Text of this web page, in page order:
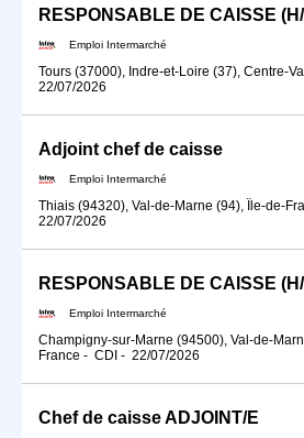
Emploi Intermarché
Tours (37000), Indre-et-Loire (37), Centre-
22/07/2026
Adjoint chef de caisse
Emploi Intermarché
Thiais (94320), Val-de-Marne (94), Île-de-
22/07/2026
RESPONSABLE DE CAISSE
Emploi Intermarché
Champigny-sur-Marne (94500), Val-de-
France - CDI - 22/07/2026
Chef de caisse ADJOINT/E